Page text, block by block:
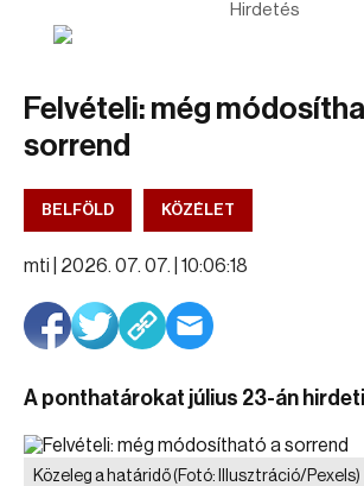
Hirdetés
Felvételi: még
sorrend
BELFÖLD KÖZÉLET
mti | 2026. 07. 07. | 10:06:18
A ponthatárokat július 23-án
Közeleg a határidő(Fotó: Illusztráció/Pexels)